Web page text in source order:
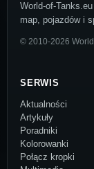
World-of-
map, pojazdów i
© 2010-2026
SERWIS
Aktualności
Artykuły
Poradniki
Kolorowanki
Połącz kropki